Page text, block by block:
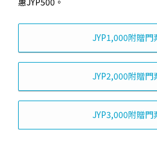
JYP1,000附贈門
JYP2,000附贈門
JYP3,000附贈門